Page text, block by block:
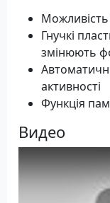
Гнучкі
змінюють
активності
Функція
Видео